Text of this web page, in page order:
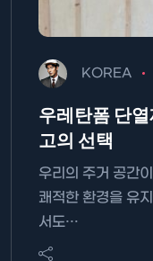
KOREA
우레탄폼 단
고의 선택
우리의 주거 공간
쾌적한 환경을 유
서도…